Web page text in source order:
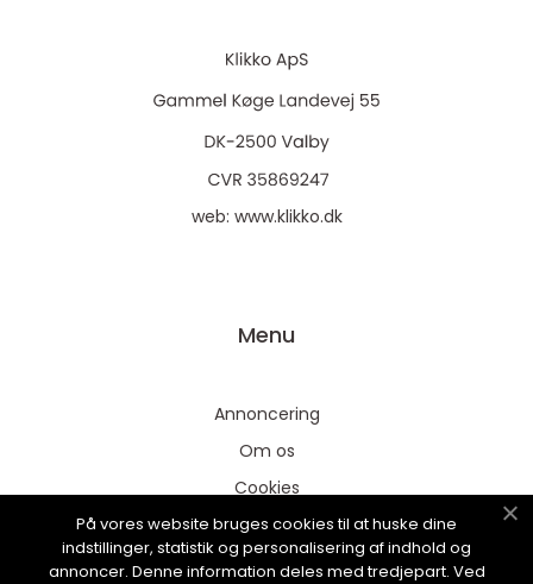
web: www.klikko.dk
Menu
Annoncering
Om os
Cookies
Kontakt os
Sitemap
På vores website bruges cookies til at huske dine
indstillinger, statistik og personalisering af indhold og
annoncer. Denne information deles med tredjepart. Ved